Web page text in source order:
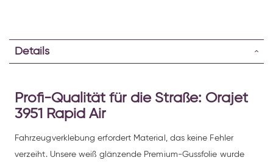
Details
Profi-Qualität für die Straße: Orajet
3951 Rapid Air
Fahrzeugverklebung erfordert Material, das keine Fehler
verzeiht. Unsere weiß glänzende Premium-Gussfolie wurde